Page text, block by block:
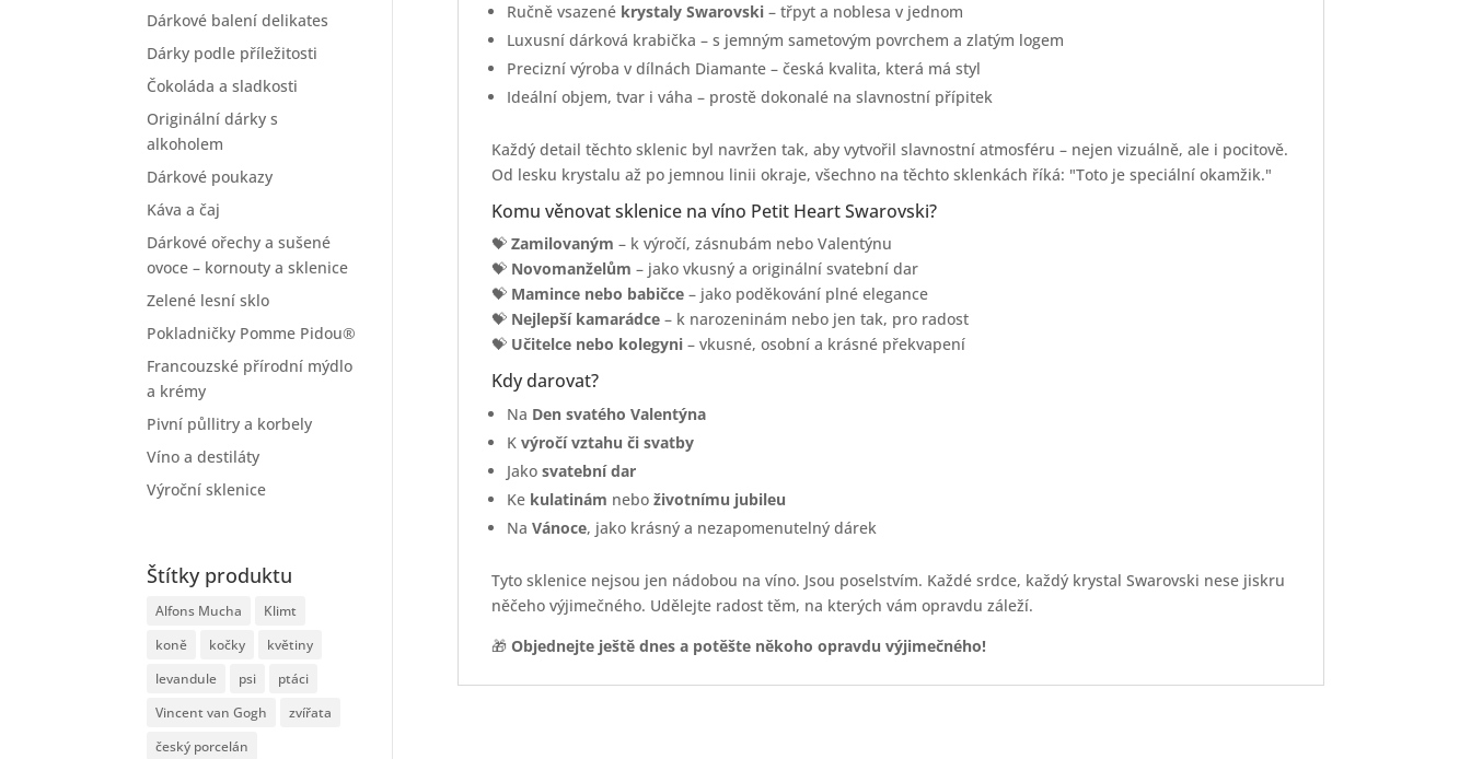
Dárkové balení delikates
Dárky podle příležitosti
Čokoláda a sladkosti
Originální dárky s
alkoholem
Dárkové poukazy
Káva a čaj
Dárkové ořechy a sušené
ovoce – kornouty a sklenice
Zelené lesní sklo
Pokladničky Pomme Pidou®
Francouzské přírodní mýdlo
a krémy
Pivní půllitry a korbely
Víno a destiláty
Výroční sklenice
Štítky produktu
Alfons Mucha
Klimt
koně
kočky
květiny
levandule
psi
ptáci
Vincent van Gogh
zvířata
český porcelán
Ručně vsazené krystaly Swarovski– třpyt a noblesa v jednom
Luxusní dárková krabička – s jemným sametovým povrchem a zlatým logem
Precizní výroba v dílnách Diamante – česká kvalita, která má styl
Ideální objem, tvar i váha – prostě dokonalé na slavnostní přípitek
Každý detail těchto sklenic byl navržen tak, aby vytvořil slavnostní atmosféru – nejen vizuálně, ale i pocitově.
Od lesku krystalu až po jemnou linii okraje, všechno na těchto sklenkách říká: "Toto je speciální okamžik."
Komu věnovat sklenice na víno Petit Heart Swarovski?
💝 Zamilovaným – k výročí, zásnubám nebo Valentýnu
💝 Novomanželům – jako vkusný a originální svatební dar
💝 Mamince nebo babičce– jako poděkování plné elegance
💝 Nejlepší kamarádce– k narozeninám nebo jen tak, pro radost
💝 Učitelce nebo kolegyni– vkusné, osobní a krásné překvapení
Kdy darovat?
Na Den svatého Valentýna
K výročí vztahu či svatby
Jako svatební dar
Ke kulatinám nebo životnímu jubileu
Na Vánoce, jako krásný a nezapomenutelný dárek
Tyto sklenice nejsou jen nádobou na víno. Jsou poselstvím. Každé srdce, každý krystal Swarovski nese jiskru
něčeho výjimečného. Udělejte radost těm, na kterých vám opravdu záleží.
🎁 Objednejte ještě dnes a potěšte někoho opravdu výjimečného!